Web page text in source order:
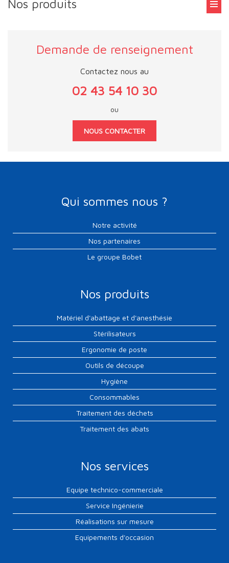
Nos produits
Demande de renseignement
Contactez nous au
02 43 54 10 30
ou
NOUS CONTACTER
Qui sommes nous ?
Notre activité
Nos partenaires
Le groupe Bobet
Nos produits
Matériel d'abattage et d'anesthésie
Stérilisateurs
Ergonomie de poste
Outils de découpe
Hygiène
Consommables
Traitement des déchets
Traitement des abats
Nos services
Equipe technico-commerciale
Service Ingénierie
Réalisations sur mesure
Equipements d'occasion